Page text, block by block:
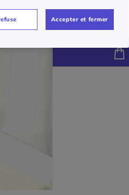
40 -En stock
40€
Accepter et fermer